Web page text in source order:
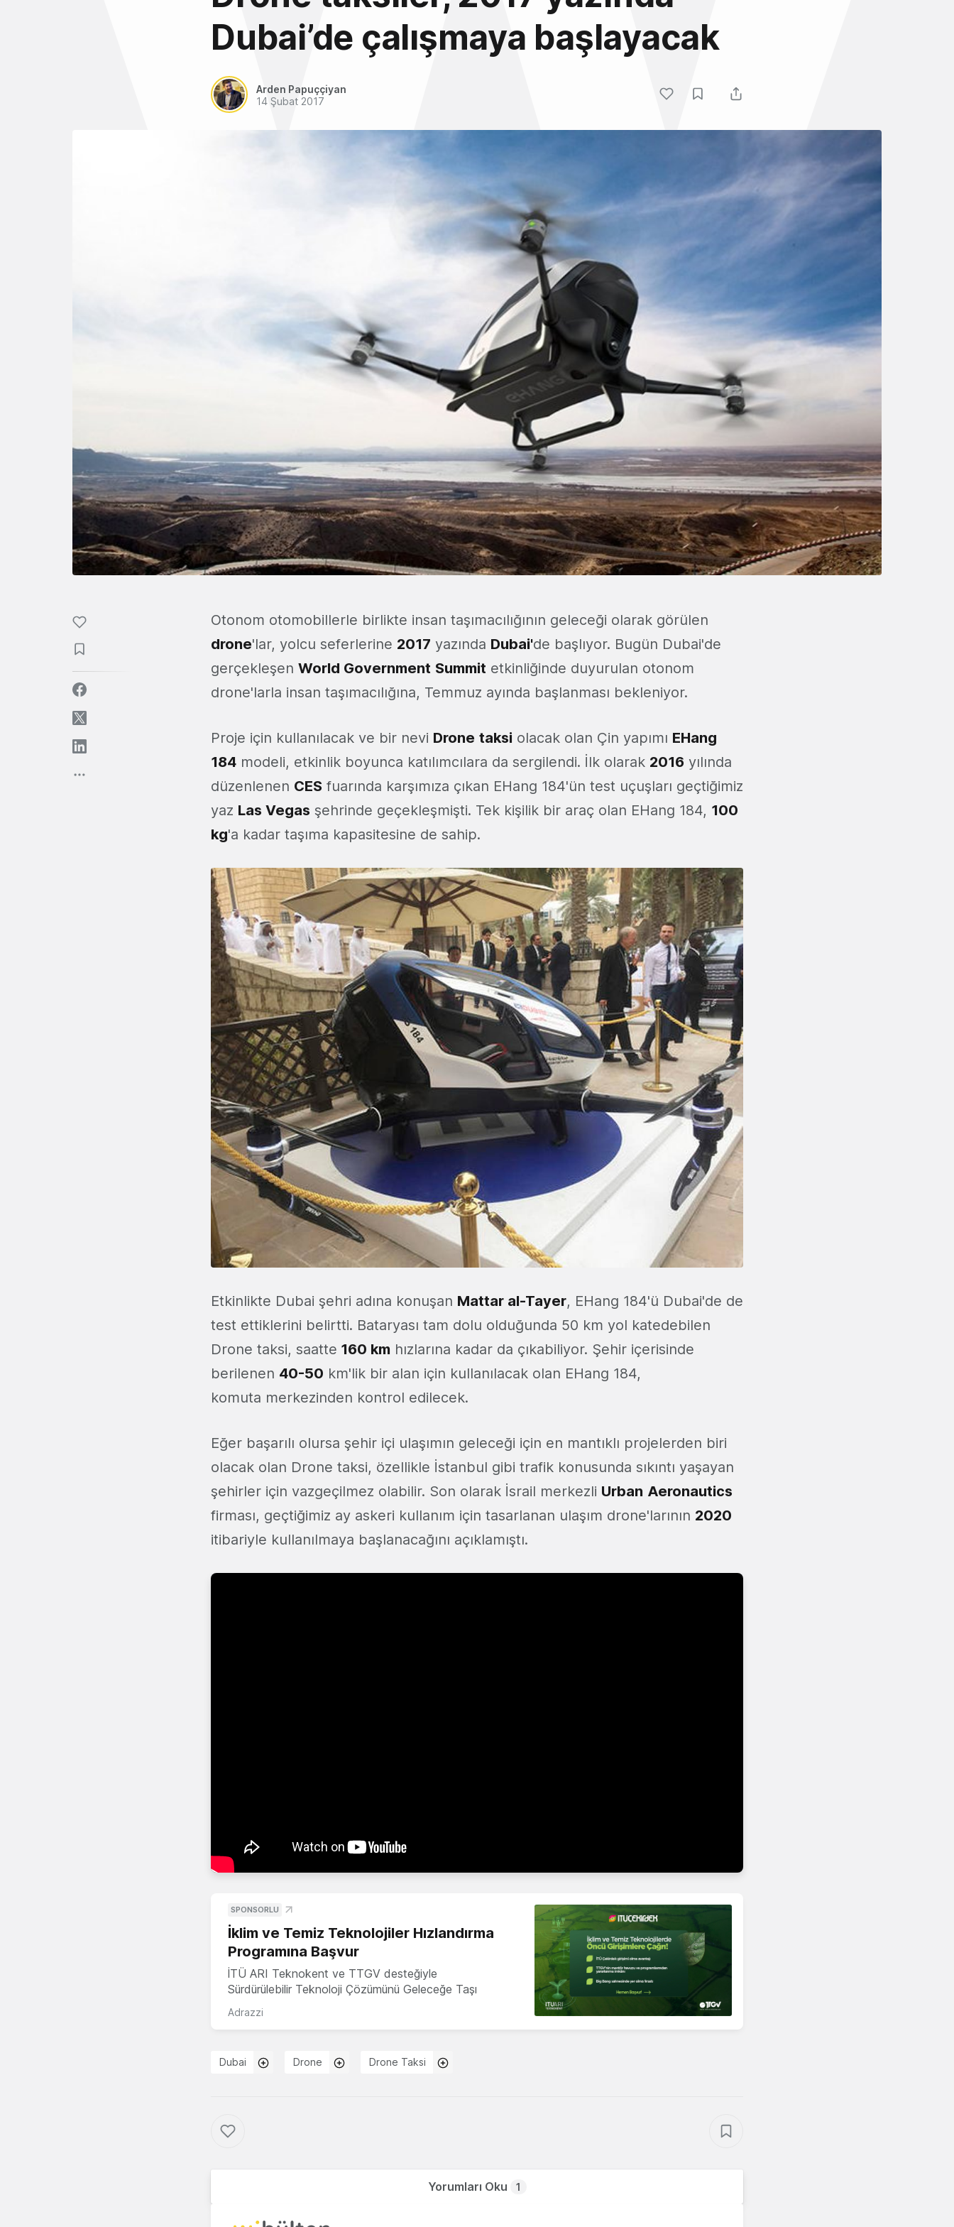
Dubai’de çalışmaya başlayacak
Arden Papuççiyan
14 Şubat 2017
Otonom otomobillerle birlikte insan taşımacılığının geleceği olarak görülen
drone'lar, yolcu seferlerine 2017 yazında Dubai'de başlıyor. Bugün Dubai'de
gerçekleşen World Government Summit etkinliğinde duyurulan otonom
drone'larla insan taşımacılığına, Temmuz ayında başlanması bekleniyor.
Proje için kullanılacak ve bir nevi Drone taksi olacak olan Çin yapımı EHang
184 modeli, etkinlik boyunca katılımcılara da sergilendi. İlk olarak 2016 yılında
düzenlenen CES fuarında karşımıza çıkan EHang 184'ün test uçuşları geçtiğimiz
yaz Las Vegas şehrinde geçekleşmişti. Tek kişilik bir araç olan EHang 184, 100
kg'a kadar taşıma kapasitesine de sahip.
Etkinlikte Dubai şehri adına konuşan Mattar al-Tayer, EHang 184'ü Dubai'de de
test ettiklerini belirtti. Bataryası tam dolu olduğunda 50 km yol katedebilen
Drone taksi, saatte 160 km hızlarına kadar da çıkabiliyor. Şehir içerisinde
berilenen 40-50 km'lik bir alan için kullanılacak olan EHang 184,
komuta merkezinden kontrol edilecek.
Eğer başarılı olursa şehir içi ulaşımın geleceği için en mantıklı projelerden biri
olacak olan Drone taksi, özellikle İstanbul gibi trafik konusunda sıkıntı yaşayan
şehirler için vazgeçilmez olabilir. Son olarak İsrail merkezli Urban Aeronautics
firması, geçtiğimiz ay askeri kullanım için tasarlanan ulaşım drone'larının 2020
itibariyle kullanılmaya başlanacağını açıklamıştı.
SPONSORLU
İklim ve Temiz Teknolojiler Hızlandırma
Programına Başvur
İTÜ ARI Teknokent ve TTGV desteğiyle
Sürdürülebilir Teknoloji Çözümünü Geleceğe Taşı
Adrazzi
Dubai Drone Drone Taksi
Yorumları Oku 1